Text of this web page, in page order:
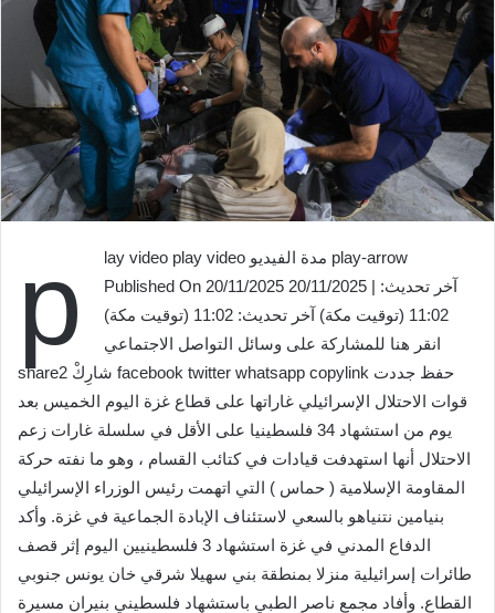
p
lay video play video مدة الفيديو play-arrow
Published On 20/11/2025 20/11/2025 | آخر تحديث:
11:02 (توقيت مكة) آخر تحديث: 11:02 (توقيت مكة)
انقر هنا للمشاركة على وسائل التواصل الاجتماعي
share2 شارِكْ facebook twitter whatsapp copylink حفظ جددت
قوات الاحتلال الإسرائيلي غاراتها على قطاع غزة اليوم الخميس بعد
يوم من استشهاد 34 فلسطينيا على الأقل في سلسلة غارات زعم
الاحتلال أنها استهدفت قيادات في كتائب القسام ، وهو ما نفته حركة
المقاومة الإسلامية ( حماس ) التي اتهمت رئيس الوزراء الإسرائيلي
بنيامين نتنياهو بالسعي لاستئناف الإبادة الجماعية في غزة. وأكد
الدفاع المدني في غزة استشهاد 3 فلسطينيين اليوم إثر قصف
طائرات إسرائيلية منزلا بمنطقة بني سهيلا شرقي خان يونس جنوبي
القطاع. وأفاد مجمع ناصر الطبي باستشهاد فلسطيني بنيران مسيرة